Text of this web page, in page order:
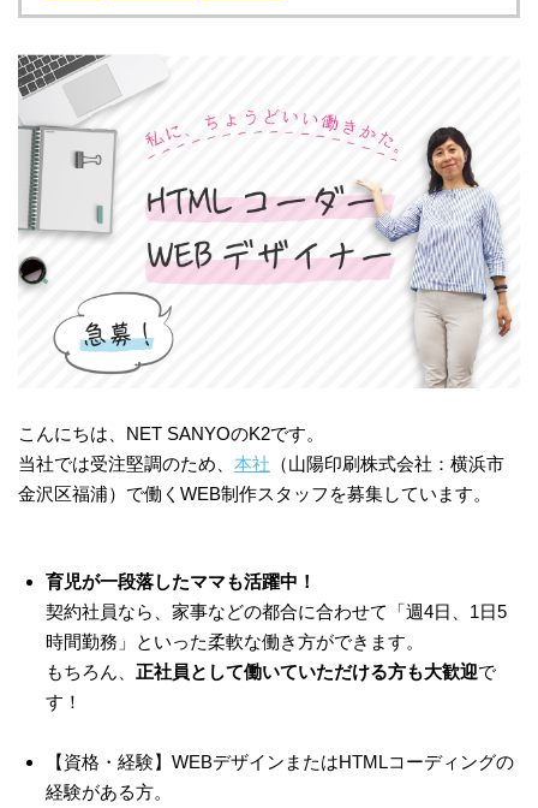
こんにちは、NET SANYOのK2です。
当社では受注堅調のため、 本社 （山陽印刷株式会社：横浜市
金沢区福浦）で働くWEB制作スタッフを募集しています。
育児が一段落したママも活躍中！
契約社員なら、家事などの都合に合わせて「週4日、1日5
時間勤務」といった柔軟な働き方ができます。
もちろん、 正社員として働いていただける方も大歓迎で
す！
【資格・経験】WEBデザインまたはHTMLコーディングの
経験がある方。